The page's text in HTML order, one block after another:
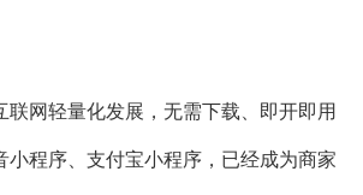
网轻量化发展，无需下载、即开即用
小程序、支付宝小程序，已经成为商家